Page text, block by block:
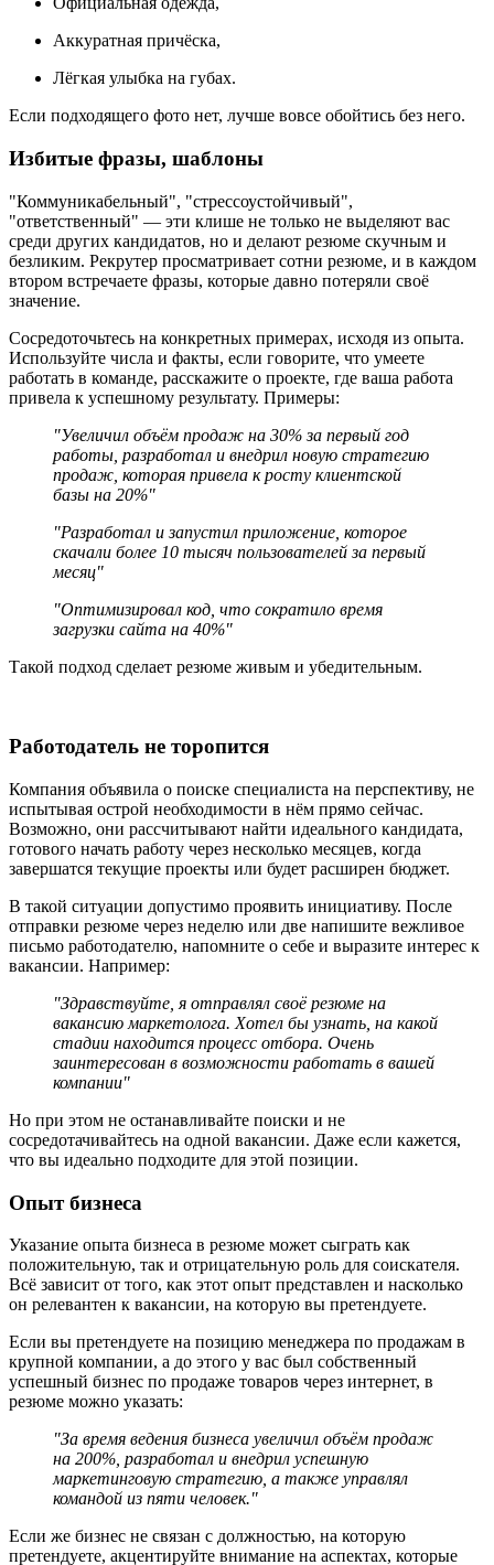
Аккуратная причёска,
Лёгкая улыбка на губах.
Если подходящего фото нет, лучше вовсе обойтись без него.
Избитые фразы, шаблоны
"Коммуникабельный", "стрессоустойчивый",
"ответственный" — эти клише не только не выделяют вас
среди других кандидатов, но и делают резюме скучным и
безликим. Рекрутер просматривает сотни резюме, и в каждом
втором встречаете фразы, которые давно потеряли своё
значение.
Сосредоточьтесь на конкретных примерах, исходя из опыта.
Используйте числа и факты, если говорите, что умеете
работать в команде, расскажите о проекте, где ваша работа
привела к успешному результату. Примеры:
"Увеличил объём продаж на 30% за первый год
работы, разработал и внедрил новую стратегию
продаж, которая привела к росту клиентской
базы на 20%"
"Разработал и запустил приложение, которое
скачали более 10 тысяч пользователей за первый
месяц"
"Оптимизировал код, что сократило время
загрузки сайта на 40%"
Такой подход сделает резюме живым и убедительным.
Работодатель не торопится
Компания объявила о поиске специалиста на перспективу, не
испытывая острой необходимости в нём прямо сейчас.
Возможно, они рассчитывают найти идеального кандидата,
готового начать работу через несколько месяцев, когда
завершатся текущие проекты или будет расширен бюджет.
В такой ситуации допустимо проявить инициативу. После
отправки резюме через неделю или две напишите вежливое
письмо работодателю, напомните о себе и выразите интерес к
вакансии. Например:
"Здравствуйте, я отправлял своё резюме на
вакансию маркетолога. Хотел бы узнать, на какой
стадии находится процесс отбора. Очень
заинтересован в возможности работать в вашей
компании"
Но при этом не останавливайте поиски и не
сосредотачивайтесь на одной вакансии. Даже если кажется,
что вы идеально подходите для этой позиции.
Опыт бизнеса
Указание опыта бизнеса в резюме может сыграть как
положительную, так и отрицательную роль для соискателя.
Всё зависит от того, как этот опыт представлен и насколько
он релевантен к вакансии, на которую вы претендуете.
Если вы претендуете на позицию менеджера по продажам в
крупной компании, а до этого у вас был собственный
успешный бизнес по продаже товаров через интернет, в
резюме можно указать:
"За время ведения бизнеса увеличил объём продаж
на 200%, разработал и внедрил успешную
маркетинговую стратегию, а также управлял
командой из пяти человек."
Если же бизнес не связан с должностью, на которую
претендуете, акцентируйте внимание на аспектах, которые